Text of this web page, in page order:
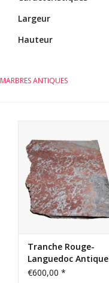
Largeur
Hauteur
MARBRES ANTIQUES
Tranche Rouge-
Languedoc Antique
Marble
€600,00 *